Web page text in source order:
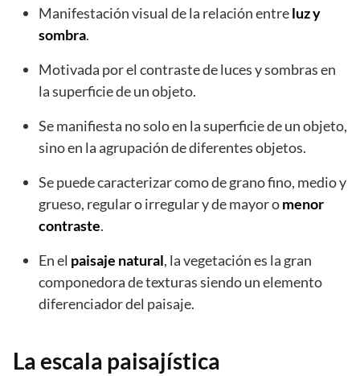
Manifestación visual de la relación entreluz y
sombra.
Motivada por el contraste de luces y sombras en
la superficie de un objeto.
Se manifiesta no solo en la superficie de un objeto,
sino en la agrupación de diferentes objetos.
Se puede caracterizar como de grano fino, medio y
grueso, regular o irregular y de mayor omenor
contraste.
En el paisaje natural, la vegetación es la gran
componedora de texturas siendo un elemento
diferenciador del paisaje.
La escala paisajística